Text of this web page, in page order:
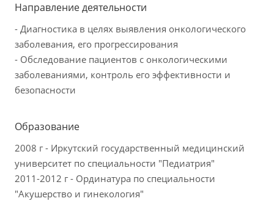
Направление деятельности
- Диагностика в целях выявления онкологического
заболевания, его прогрессирования
- Обследование пациентов с онкологическими
заболеваниями, контроль его эффективности и
безопасности
Образование
2008 г - Иркутский государственный медицинский
университет по специальности "Педиатрия"
2011-2012 г - Ординатура по специальности
"Акушерство и гинекология"